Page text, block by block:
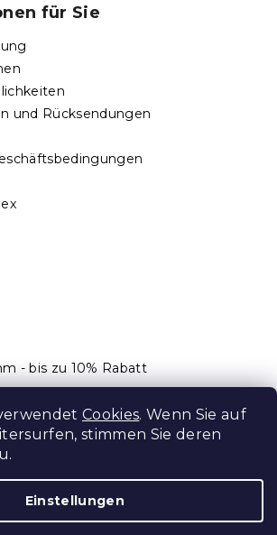
Cookies. Wenn Sie auf
stimmen Sie deren
Einstellungen
für Sie
und Rücksendungen
- bis zu 10% Rabatt